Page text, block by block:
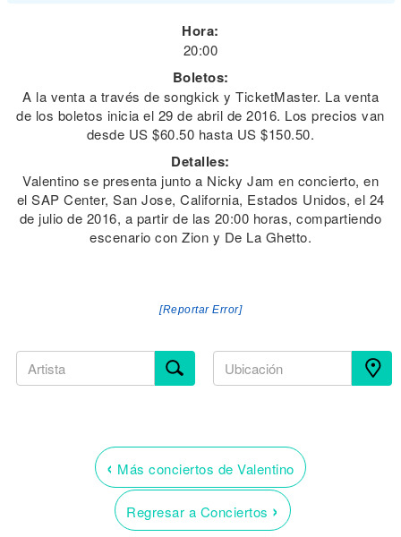
Hora:
20:00
Boletos:
A la venta a través de songkick y TicketMaster. La venta
de los boletos inicia el 29 de abril de 2016. Los precios van
desde US $60.50 hasta US $150.50.
Detalles:
Valentino se presenta junto a Nicky Jam en concierto, en
el SAP Center, San Jose, California, Estados Unidos, el 24
de julio de 2016, a partir de las 20:00 horas, compartiendo
escenario con Zion y De La Ghetto.
[Reportar Error]
‹ Más conciertos de Valentino
Regresar a Conciertos ›